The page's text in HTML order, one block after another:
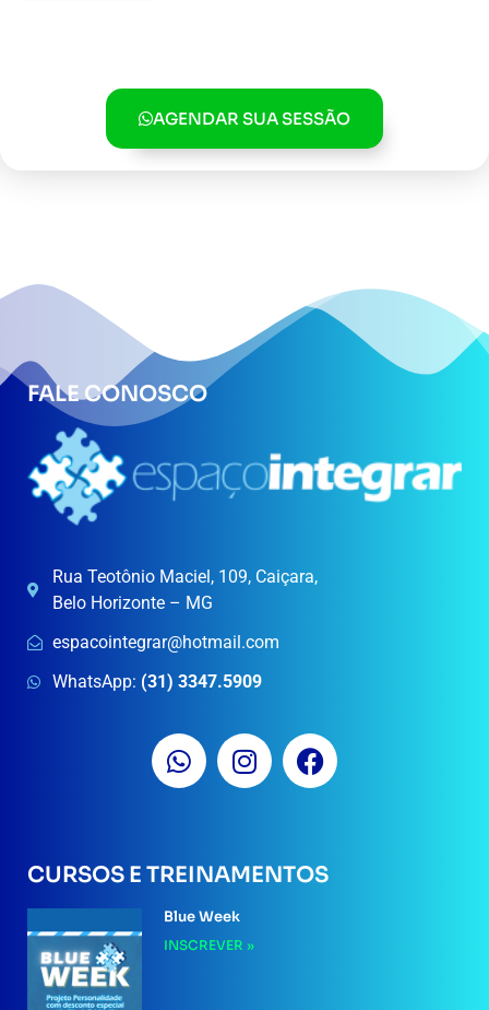
AGENDAR SUA SESSÃO
FALE CONOSCO
Rua Teotônio Maciel, 109, Caiçara,
Belo Horizonte – MG
espacointegrar@hotmail.com
WhatsApp: (31) 3347.5909
CURSOS E TREINAMENTOS
Blue Week
INSCREVER »